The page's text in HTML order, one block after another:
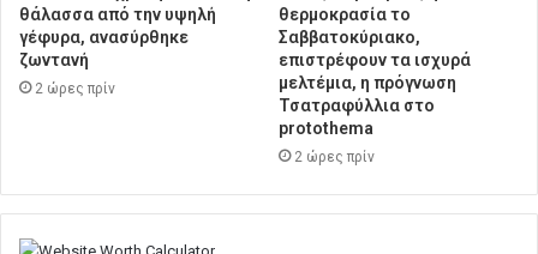
θάλασσα από την υψηλή
γέφυρα, ανασύρθηκε
ζωντανή
2 ώρες πρίν
θερμοκρασία το
Σαββατοκύριακο,
επιστρέφουν τα ισχυρά
μελτέμια, η πρόγνωση
Τσατραφύλλια στο
protothema
2 ώρες πρίν